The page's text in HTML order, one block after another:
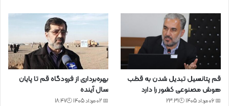
قم پتانسیل تبدیل شدن به قطب
هوش مصنوعی کشور را دارد
📅 06 مرداد 1405 🕙23:31
بهره‌برداری از فرودگاه قم تا پایان
سال آینده
📅 02 مرداد 1405 🕙18:47